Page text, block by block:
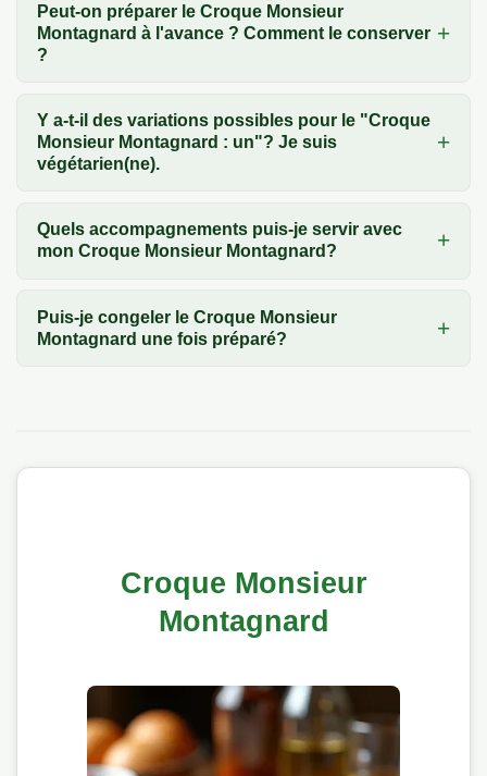
Peut-on préparer le Croque Monsieur
Montagnard à l'avance ? Comment le conserver
?
Y a-t-il des variations possibles pour le "Croque
Monsieur Montagnard : un"? Je suis
végétarien(ne).
Quels accompagnements puis-je servir avec
mon Croque Monsieur Montagnard?
Puis-je congeler le Croque Monsieur
Montagnard une fois préparé?
Croque Monsieur
Montagnard